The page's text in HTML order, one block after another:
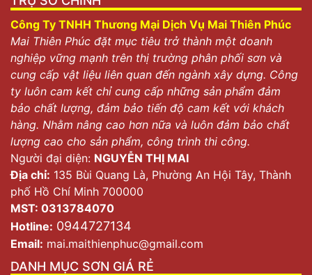
Công Ty TNHH Thương Mại Dịch Vụ Mai Thiên Phúc
Mai Thiên Phúc đặt mục tiêu trở thành một doanh
nghiệp vững mạnh trên thị trường phân phối sơn và
cung cấp vật liệu liên quan đến ngành xây dựng. Công
ty luôn cam kết chỉ cung cấp những sản phẩm đảm
bảo chất lượng, đảm bảo tiến độ cam kết với khách
hàng. Nhằm nâng cao hơn nữa và luôn đảm bảo chất
lượng cao cho sản phẩm, công trình thi công.
Người đại diện: NGUYỄN THỊ MAI
Địa chỉ: 135 Bùi Quang Là, Phường An Hội Tây, Thành
phố Hồ Chí Minh 700000
MST: 0313784070
Hotline: 0944727134
Email: mai.maithienphuc@gmail.com
DANH MỤC SƠN GIÁ RẺ